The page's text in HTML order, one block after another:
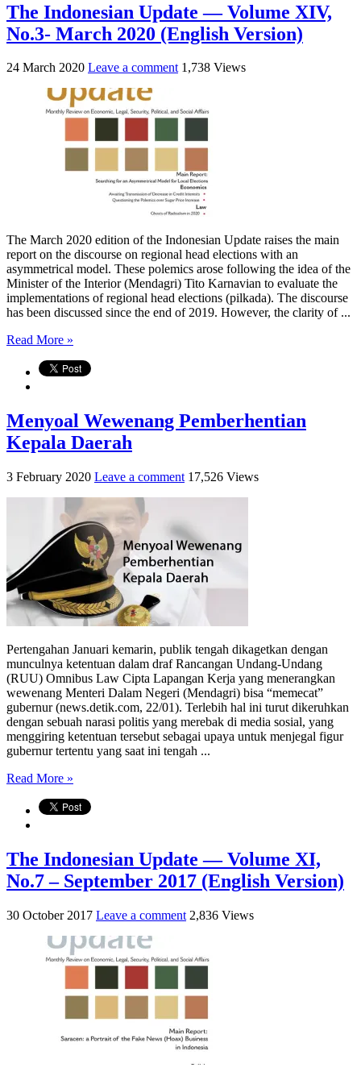
The Indonesian Update — Volume XIV,
No.3- March 2020 (English Version)
24 March 2020 Leave a comment 1,738 Views
The March 2020 edition of the Indonesian Update raises the main
report on the discourse on regional head elections with an
asymmetrical model. These polemics arose following the idea of the
Minister of the Interior (Mendagri) Tito Karnavian to evaluate the
implementations of regional head elections (pilkada). The discourse
has been discussed since the end of 2019. However, the clarity of ...
Read More »
Menyoal Wewenang Pemberhentian
Kepala Daerah
3 February 2020 Leave a comment 17,526 Views
Pertengahan Januari kemarin, publik tengah dikagetkan dengan
munculnya ketentuan dalam draf Rancangan Undang-Undang
(RUU) Omnibus Law Cipta Lapangan Kerja yang menerangkan
wewenang Menteri Dalam Negeri (Mendagri) bisa “memecat”
gubernur (news.detik.com, 22/01). Terlebih hal ini turut dikeruhkan
dengan sebuah narasi politis yang merebak di media sosial, yang
menggiring ketentuan tersebut sebagai upaya untuk menjegal figur
gubernur tertentu yang saat ini tengah ...
Read More »
The Indonesian Update — Volume XI,
No.7 – September 2017 (English Version)
30 October 2017 Leave a comment 2,836 Views